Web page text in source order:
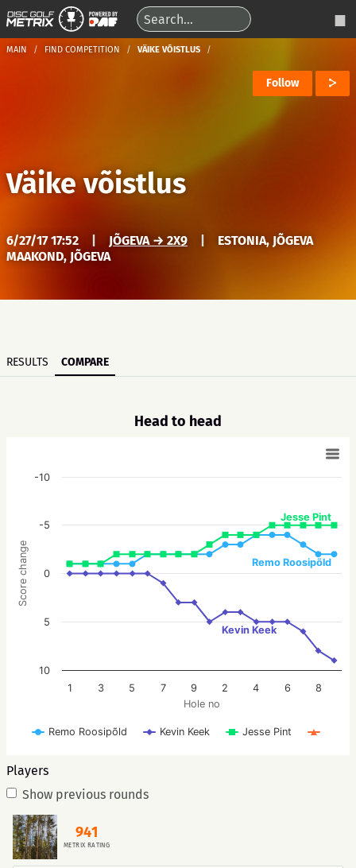
MAIN FIND COMPETITION VÄIKE VÕISTLUS
Follow
Väike võistlus
6/27/17 17:52 JÕGEVA → 2X9
ESTONIA, JÕGEVA
MAAKOND, JÕGEVA
RESULTS COMPARE
Head to head
Hole no
Score change Remo Roosipõld
Kevin Keek
Jesse Pint
Remo Roosipõld Kevin Keek Jesse Pint
1 3 5 7 9 2 4 6 8
-10
-5
0
5
10
Players
Show previous rounds
941
METRIX RATING